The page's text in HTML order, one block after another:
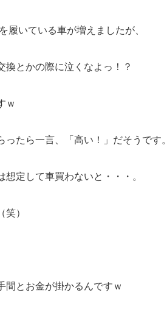
履いている車が増えましたが、
換とかの際に泣くなよっ！？
ｗ
たら一言、「高い！」だそうです。
定して車買わないと・・・。
）
間とお金が掛かるんですｗ